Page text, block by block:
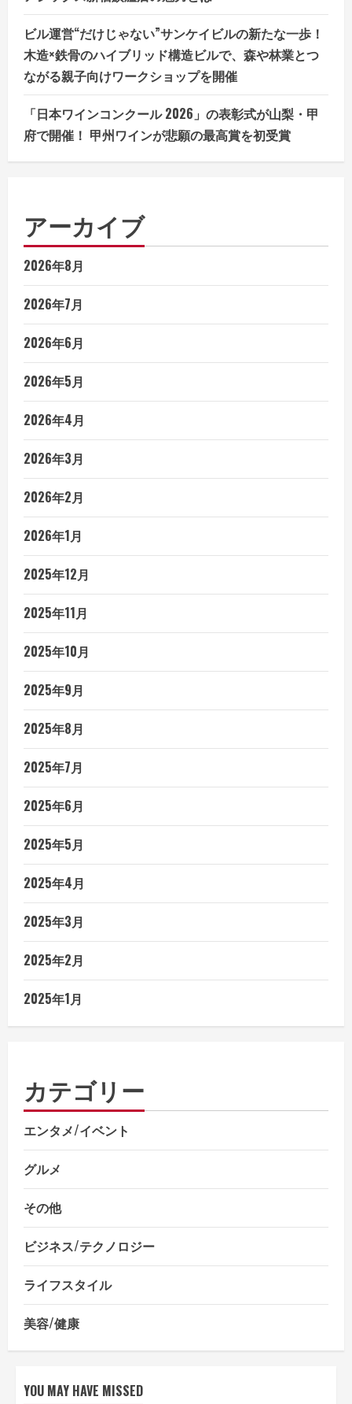
ビル運営“だけじゃない”サンケイビルの新たな一歩！
木造×鉄骨のハイブリッド構造ビルで、森や林業とつ
ながる親子向けワークショップを開催
「日本ワインコンクール 2026」の表彰式が山梨・甲
府で開催！ 甲州ワインが悲願の最高賞を初受賞
アーカイブ
2026年8月
2026年7月
2026年6月
2026年5月
2026年4月
2026年3月
2026年2月
2026年1月
2025年12月
2025年11月
2025年10月
2025年9月
2025年8月
2025年7月
2025年6月
2025年5月
2025年4月
2025年3月
2025年2月
2025年1月
カテゴリー
エンタメ/イベント
グルメ
その他
ビジネス/テクノロジー
ライフスタイル
美容/健康
YOU MAY HAVE MISSED